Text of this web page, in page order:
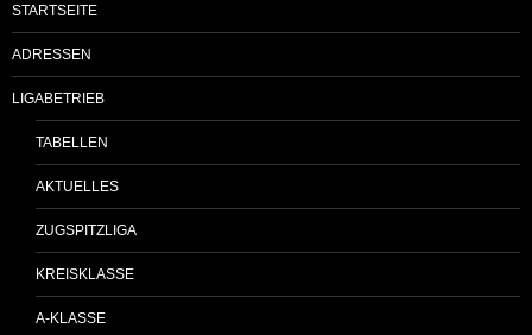
STARTSEITE
ADRESSEN
LIGABETRIEB
TABELLEN
AKTUELLES
ZUGSPITZLIGA
KREISKLASSE
A-KLASSE